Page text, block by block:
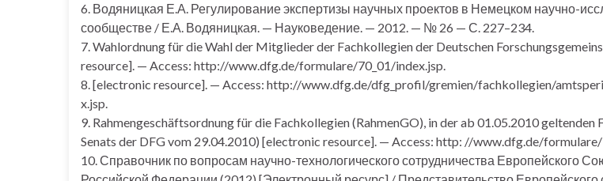
6. Водяницкая Е.А. Регулирование экспертизы научных проектов в Немецком научно-
сообществе / Е.А. Водяницкая. — Науковедение. — 2012. — № 26 — С. 227–234.
7. Wahlordnung für die Wahl der Mitglieder der Fachkollegien der Deutschen
resource]. — Access: http://www.dfg.de/formulare/70_01/index.jsp.
8. [electronic resource]. — Access: http://www.dfg.de/dfg_profil/gremien/fachkollegien/
x.jsp.
9. Rahmengeschäftsordnung für die Fachkollegien (RahmenGO), in der ab 01.05.2010 geltenden
Senats der DFG vom 29.04.2010) [electronic resource]. — Access: http: //www.dfg.de/
10. Справочник по вопросам научно-технологического сотрудничества Европейского